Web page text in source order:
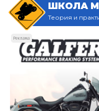
ШКОЛА
Теория и
Реклама